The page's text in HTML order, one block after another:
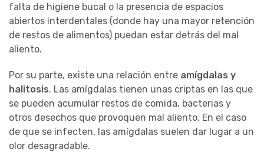
falta de higiene bucal o la presencia de espacios
abiertos interdentales (donde hay una mayor retención
de restos de alimentos) puedan estar detrás del mal
aliento.
Por su parte, existe una relación entre amígdalas y
halitosis. Las amígdalas tienen unas criptas en las que
se pueden acumular restos de comida, bacterias y
otros desechos que provoquen mal aliento. En el caso
de que se infecten, las amígdalas suelen dar lugar a un
olor desagradable.